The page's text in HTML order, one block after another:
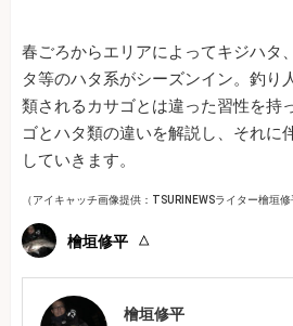
春ごろからエリアによってキジハタ
タ等のハタ系がシーズンイン。釣り
類されるカサゴとは違った習性を持
ゴとハタ類の違いを解説し、それに
していきます。
（アイキャッチ画像提供：TSURINEWSライター檜垣修
檜垣修平
檜垣修平